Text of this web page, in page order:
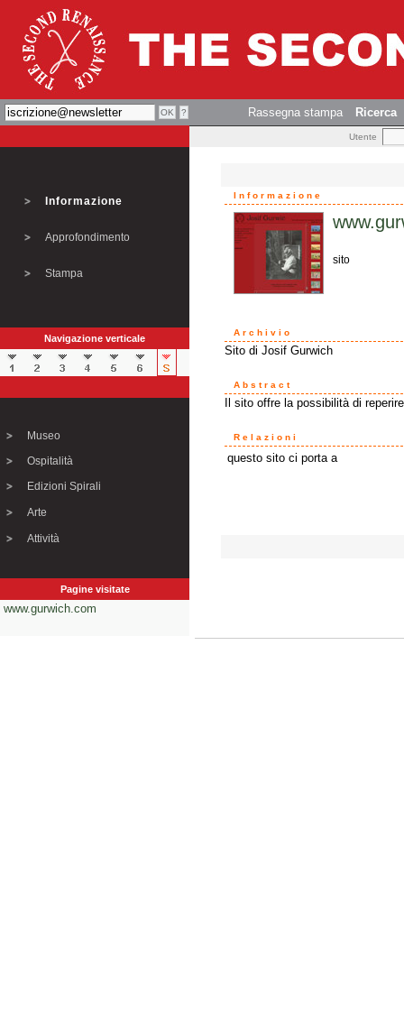
Rassegna stampa Ricerca
Utente
Informazione
Approfondimento
Stampa
Navigazione verticale
Museo
Ospitalità
Edizioni Spirali
Arte
Attività
Pagine visitate
www.gurwich.com
Informazione
sito
Archivio
Sito di Josif Gurwich
Abstract
Il sito offre la possibilità di
Relazioni
questo sito ci porta a